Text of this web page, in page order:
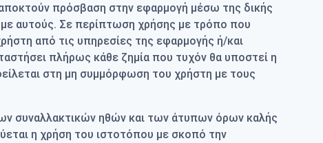
πρόσβαση στην εφαρμογή μέσω της δικής
με αυτούς. Σε περίπτωση χρήσης με τρόπο που
από τις υπηρεσίες της εφαρμογής ή/και
πλήρως κάθε ζημία που τυχόν θα υποστεί η
στη μη συμμόρφωση του χρήστη με τους
συναλλακτικών ηθών και των άτυπων όρων καλής
η χρήση του ιστοτόπου με σκοπό την